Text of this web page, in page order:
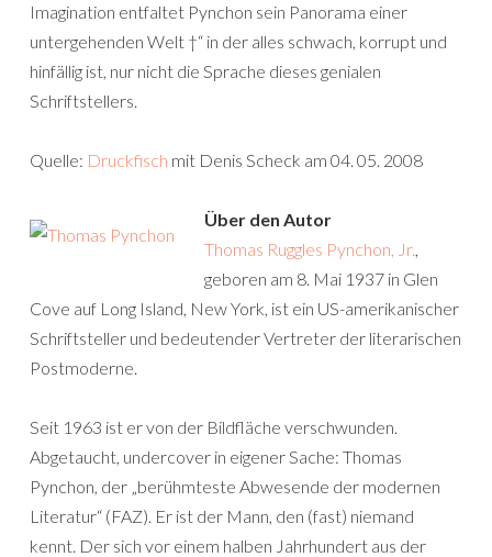
Imagination entfaltet Pynchon sein Panorama einer
untergehenden Welt †“ in der alles schwach, korrupt und
hinfällig ist, nur nicht die Sprache dieses genialen
Schriftstellers.
Quelle: Druckfisch mit Denis Scheck am 04. 05. 2008
Über den Autor
Thomas Ruggles Pynchon, Jr.,
geboren am 8. Mai 1937 in Glen
Cove auf Long Island, New York, ist ein US-amerikanischer
Schriftsteller und bedeutender Vertreter der literarischen
Postmoderne.
Seit 1963 ist er von der Bildfläche verschwunden.
Abgetaucht, undercover in eigener Sache: Thomas
Pynchon, der „berühmteste Abwesende der modernen
Literatur“ (FAZ). Er ist der Mann, den (fast) niemand
kennt. Der sich vor einem halben Jahrhundert aus der